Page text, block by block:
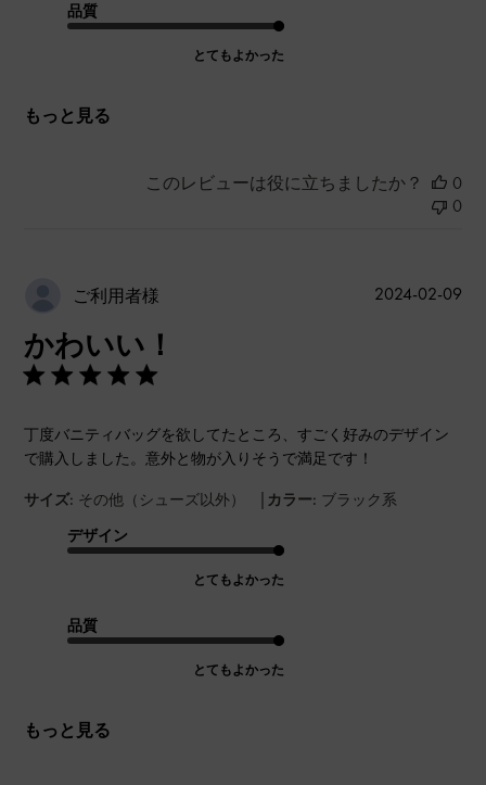
品質
とてもよかった
もっと見る
このレビューは役に立ちましたか？
0
0
ご利用者様
かわいい！
丁度バニティバッグを欲してたところ、すごく好みのデザイン
で購入しました。意外と物が入りそうで満足です！
サイズ: その他（シューズ以外） | カラー: ブラック系
デザイン
とてもよかった
品質
とてもよかった
もっと見る
公
2024-02-09